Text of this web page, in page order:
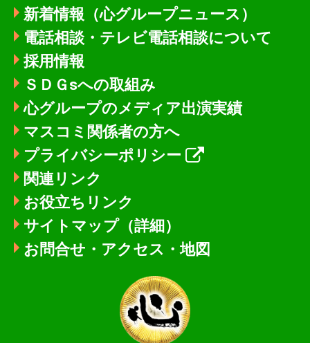
新着情報 （心グループニュース）
電話相談・テレビ電話相談について
採用情報
ＳＤＧsへの取組み
心グループのメディア出演実績
マスコミ関係者の方へ
プライバシーポリシー
関連リンク
お役立ちリンク
サイトマップ（詳細）
お問合せ・アクセス・地図